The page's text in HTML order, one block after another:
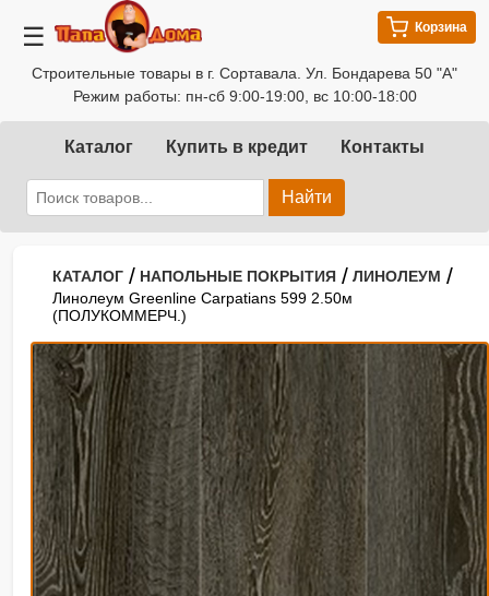
☰
Строительные товары в г. Сортавала. Ул. Бондарева 50 "А"
Режим работы: пн-сб 9:00-19:00, вс 10:00-18:00
Корзина
Каталог Купить в кредит Контакты
Найти
КАТАЛОГ / НАПОЛЬНЫЕ ПОКРЫТИЯ / ЛИНОЛЕУМ /
Линолеум Greenline Carpatians 599 2.50м
(ПОЛУКОММЕРЧ.)